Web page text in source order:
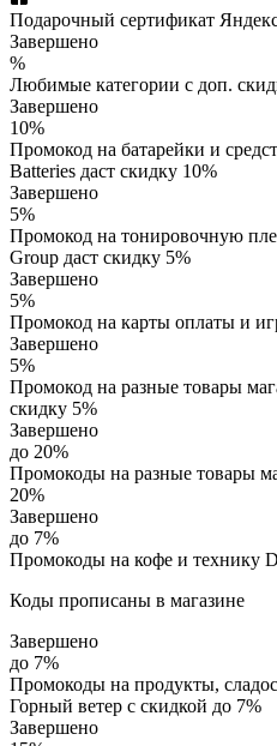
Подарочный сертификат
Завершено
%
Любимые категории с доп.
Завершено
10%
Промокод на батарейки и
Batteries даст скидку 10%
Завершено
5%
Промокод на тонировочную
Group даст скидку 5%
Завершено
5%
Промокод на карты оплаты и
Завершено
5%
Промокод на разные товары
скидку 5%
Завершено
до 20%
Промокоды на разные товары
20%
Завершено
до 7%
Промокоды на кофе и технику
Коды прописаны в магазине
Завершено
до 7%
Промокоды на продукты,
Горный ветер с скидкой до 7%
Завершено